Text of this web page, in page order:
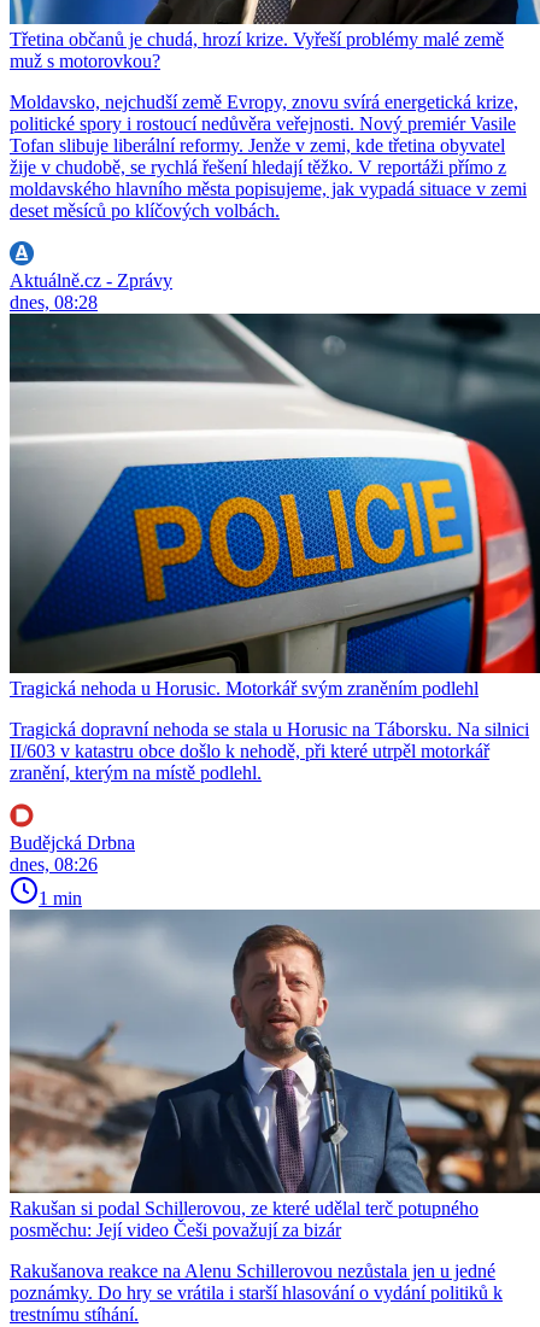
Třetina občanů je chudá, hrozí krize. Vyřeší problémy malé země
muž s motorovkou?
Moldavsko, nejchudší země Evropy, znovu svírá energetická krize,
politické spory i rostoucí nedůvěra veřejnosti. Nový premiér Vasile
Tofan slibuje liberální reformy. Jenže v zemi, kde třetina obyvatel
žije v chudobě, se rychlá řešení hledají těžko. V reportáži přímo z
moldavského hlavního města popisujeme, jak vypadá situace v zemi
deset měsíců po klíčových volbách.
Aktuálně.cz - Zprávy
dnes, 08:28
Tragická nehoda u Horusic. Motorkář svým zraněním podlehl
Tragická dopravní nehoda se stala u Horusic na Táborsku. Na silnici
II/603 v katastru obce došlo k nehodě, při které utrpěl motorkář
zranění, kterým na místě podlehl.
Budějcká Drbna
dnes, 08:26
1 min
Rakušan si podal Schillerovou, ze které udělal terč potupného
posměchu: Její video Češi považují za bizár
Rakušanova reakce na Alenu Schillerovou nezůstala jen u jedné
poznámky. Do hry se vrátila i starší hlasování o vydání politiků k
trestnímu stíhání.